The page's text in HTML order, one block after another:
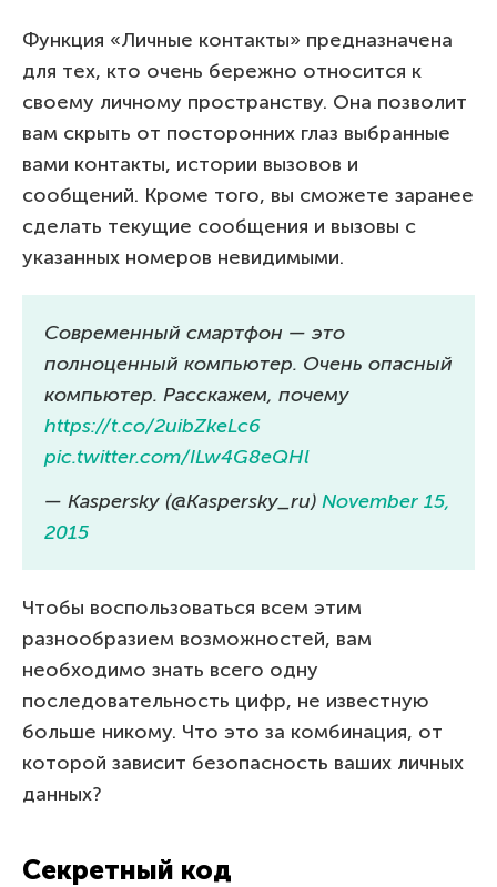
Функция «Личные контакты» предназначена
для тех, кто очень бережно относится к
своему личному пространству. Она позволит
вам скрыть от посторонних глаз выбранные
вами контакты, истории вызовов и
сообщений. Кроме того, вы сможете заранее
сделать текущие сообщения и вызовы с
указанных номеров невидимыми.
Современный смартфон — это
полноценный компьютер. Очень опасный
компьютер. Расскажем, почему
https://t.co/2uibZkeLc6
pic.twitter.com/ILw4G8eQHl
— Kaspersky (@Kaspersky_ru) November 15,
2015
Чтобы воспользоваться всем этим
разнообразием возможностей, вам
необходимо знать всего одну
последовательность цифр, не известную
больше никому. Что это за комбинация, от
которой зависит безопасность ваших личных
данных?
Секретный код